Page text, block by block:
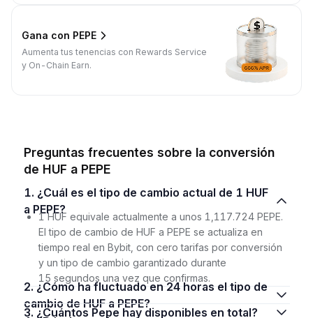
Gana con PEPE
Aumenta tus tenencias con Rewards Service
y On-Chain Earn.
Preguntas frecuentes sobre la conversión
de HUF a PEPE
1. ¿Cuál es el tipo de cambio actual de 1 HUF
a PEPE?
1 HUF equivale actualmente a unos 1,117.724 PEPE.
El tipo de cambio de HUF a PEPE se actualiza en
tiempo real en Bybit, con cero tarifas por conversión
y un tipo de cambio garantizado durante
15 segundos una vez que confirmas.
2. ¿Cómo ha fluctuado en 24 horas el tipo de
cambio de HUF a PEPE?
3. ¿Cuántos Pepe hay disponibles en total?